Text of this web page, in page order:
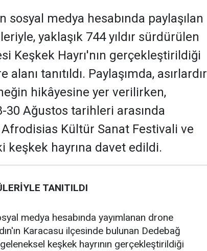
sosyal medya hesabında paylaşılan
yaklaşık 744 yıldır sürdürülen
Keşkek Hayrı'nın gerçekleştirildiği
tanıtıldı. Paylaşımda, asırlardır
hikâyesine yer verilirken,
30 Ağustos tarihleri arasında
Kültür Sanat Festivali ve
keşkek hayrına davet edildi.
TANITILDI
medya hesabında yayımlanan drone
Karacasu ilçesinde bulunan Dedebağ
keşkek hayrının gerçekleştirildiği